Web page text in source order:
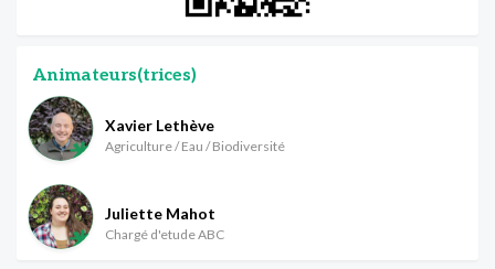
Animateurs(trices)
Xavier Lethève
Agriculture / Eau / Biodiversité
Juliette Mahot
Chargé d'etude ABC